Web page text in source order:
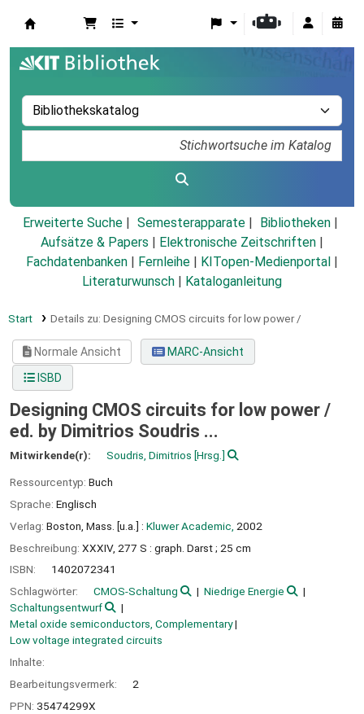
Erweiterte Suche Semesterapparate
Bibliotheken
Aufsätze & Papers
Elektronische Zeitschriften
Fachdatenbanken
Fernleihe KITopen-Medienportal
Literaturwunsch
Kataloganleitung
Start Details zu: Designing CMOS circuits for low power /
Normale Ansicht
MARC-Ansicht
ISBD
Designing CMOS circuits for low power /
ed. by Dimitrios Soudris ...
Mitwirkende(r): Soudris, Dimitrios [Hrsg.]
Ressourcentyp: Buch
Sprache: Englisch
Verlag: Boston, Mass. [u.a.] : Kluwer Academic, 2002
Beschreibung: XXXIV, 277 S : graph. Darst ; 25 cm
ISBN:
1402072341
Schlagwörter:
CMOS-Schaltung
Niedrige Energie
Schaltungsentwurf
Metal oxide semiconductors, Complementary
Low voltage integrated circuits
Inhalte:
Bearbeitungsvermerk:
2
PPN: 35474299X